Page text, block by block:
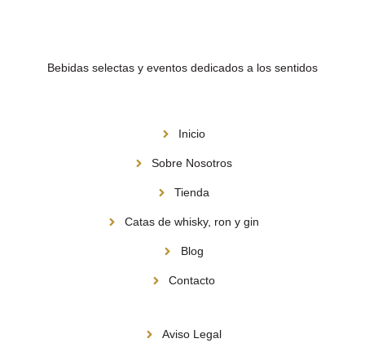
Bebidas selectas y eventos dedicados a los sentidos
Inicio
Sobre Nosotros
Tienda
Catas de whisky, ron y gin
Blog
Contacto
Aviso Legal